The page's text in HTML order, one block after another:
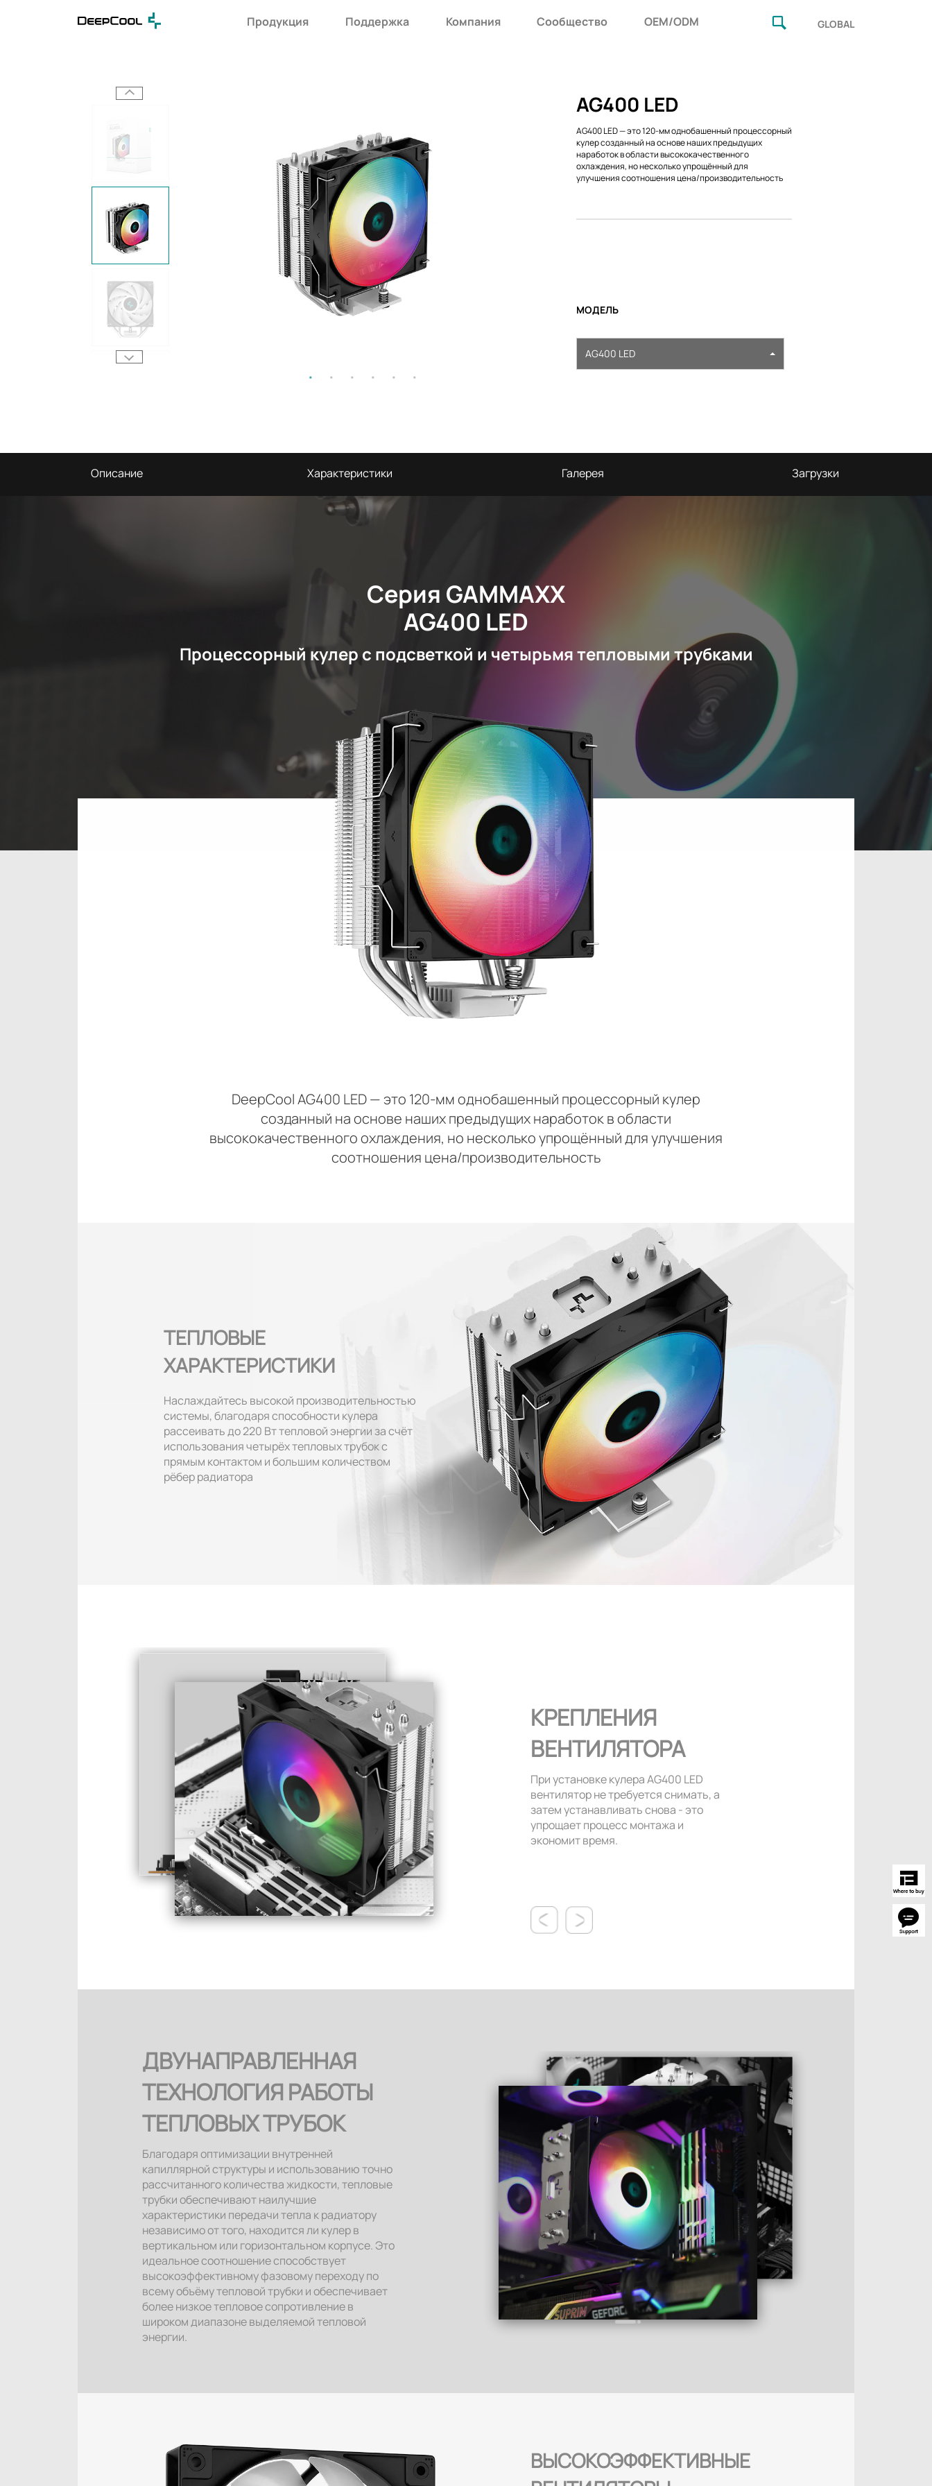
Продукция Поддержка Компания Сообщество OEM/ODM GLOBAL
AG400 LED
AG400 LED — это 120-мм однобашенный процессорный
кулер созданный на основе наших предыдущих
наработок в области высококачественного
охлаждения, но несколько упрощённый для
улучшения соотношения цена/производительность
МОДЕЛЬ
AG400 LED
Описание Характеристики Галерея Загрузки
Серия GAMMAXX
AG400 LED
Процессорный кулер с подсветкой и четырьмя тепловыми трубками
DeepCool AG400 LED — это 120-мм однобашенный процессорный кулер
созданный на основе наших предыдущих наработок в области
высококачественного охлаждения, но несколько упрощённый для улучшения
соотношения цена/производительность
ТЕПЛОВЫЕ
ХАРАКТЕРИСТИКИ
Наслаждайтесь высокой производительностью
системы, благодаря способности кулера
рассеивать до 220 Вт тепловой энергии за счёт
использования четырёх тепловых трубок с
прямым контактом и большим количеством
рёбер радиатора
КРЕПЛЕНИЯ
ВЕНТИЛЯТОРА
При установке кулера AG400 LED
вентилятор не требуется снимать, а
затем устанавливать снова - это
упрощает процесс монтажа и
экономит время.
ДВУНАПРАВЛЕННАЯ
ТЕХНОЛОГИЯ РАБОТЫ
ТЕПЛОВЫХ ТРУБОК
Благодаря оптимизации внутренней
капиллярной структуры и использованию точно
рассчитанного количества жидкости, тепловые
трубки обеспечивают наилучшие
характеристики передачи тепла к радиатору
независимо от того, находится ли кулер в
вертикальном или горизонтальном корпусе. Это
идеальное соотношение способствует
высокоэффективному фазовому переходу по
всему объёму тепловой трубки и обеспечивает
более низкое тепловое сопротивление в
широком диапазоне выделяемой тепловой
энергии.
ВЫСОКОЭФФЕКТИВНЫЕ